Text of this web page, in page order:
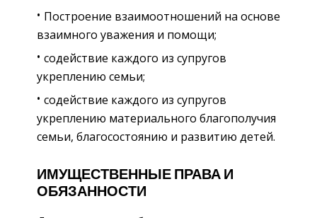
Построение взаимоотношений на основе
взаимного уважения и помощи;
содействие каждого из супругов
укреплению семьи;
содействие каждого из супругов
укреплению материального благополучия
семьи, благосостоянию и развитию детей.
ИМУЩЕСТВЕННЫЕ ПРАВА И
ОБЯЗАННОСТИ